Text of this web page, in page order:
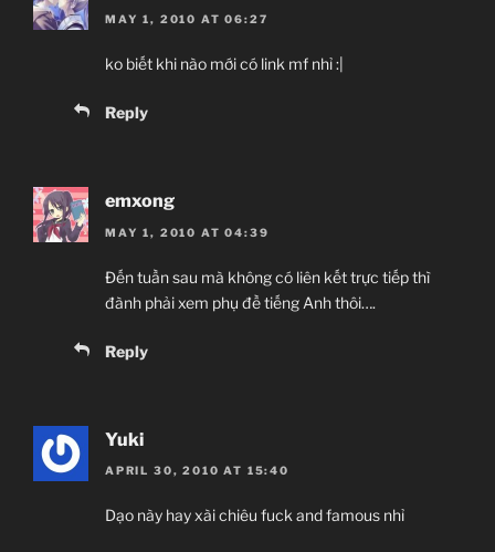
MAY 1, 2010 AT 06:27
ko biết khi nào mới có link mf nhỉ :|
Reply
emxong
MAY 1, 2010 AT 04:39
Đến tuần sau mà không có liên kết trực tiếp thì
đành phải xem phụ đề tiếng Anh thôi….
Reply
Yuki
APRIL 30, 2010 AT 15:40
Dạo này hay xài chiêu fuck and famous nhỉ